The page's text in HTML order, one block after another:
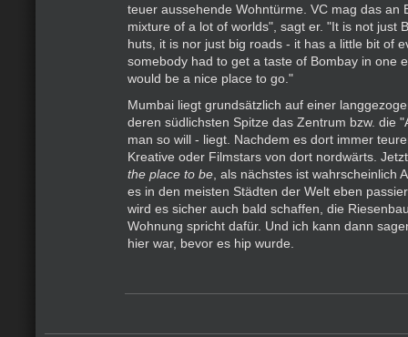
teuer aussehende Wohntürme. VC mag das an
mixture of a lot of worlds", sagt er. "It is not just
huts, it is nor just big roads - it has a little bit of
somebody had to get a taste of Bombay in one
would be a nice place to go."
Mumbai liegt grundsätzlich auf einer
deren südlichsten Spitze das Zentrum bzw. die
man so will - liegt. Nachdem es dort immer
Kreative oder Filmstars von dort nordwärts.
the place to be , als nächstes ist wahrscheinlich
es in den meisten Städten der Welt eben
wird es sicher auch bald schaffen, die
Wohnung spricht dafür. Und ich kann dann
hier war, bevor es hip wurde.